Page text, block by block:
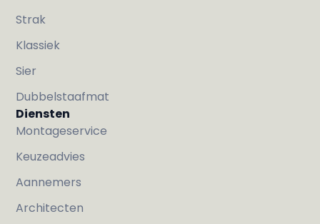
Strak
Klassiek
Sier
Dubbelstaafmat
Diensten
Montageservice
Keuzeadvies
Aannemers
Architecten